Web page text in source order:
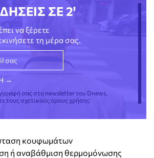
ΣΕ 2'
να ξέρετε
τη μέρα σας.
σας στο newsletter του Dnews,
τους σχετικούς όρους χρήσης
κουφωμάτων
ή αναβάθμιση θερμομόνωσης